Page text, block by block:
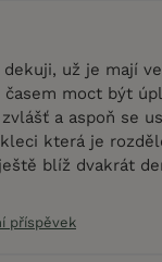
dekuji, už je mají
časem moct být
zvlášť a aspoň se
která je
blíž dvakrát
příspěvek